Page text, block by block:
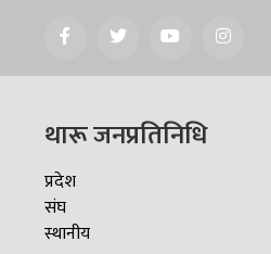
थारू जनप्रतिनिधि
प्रदेश
संघ
स्थानीय